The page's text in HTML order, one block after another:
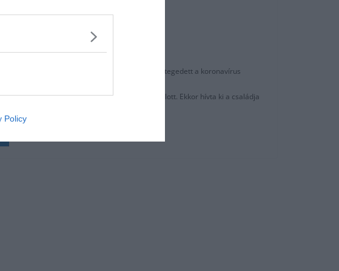
Policy
Sanz állapota súlyos
a Real Madrid volt elnöke immár 10 napja megbetegedett a koronavírus
a lázcsillapítókat, de tegnapelőtt összeomlott. Ekkor hívta ki a családja